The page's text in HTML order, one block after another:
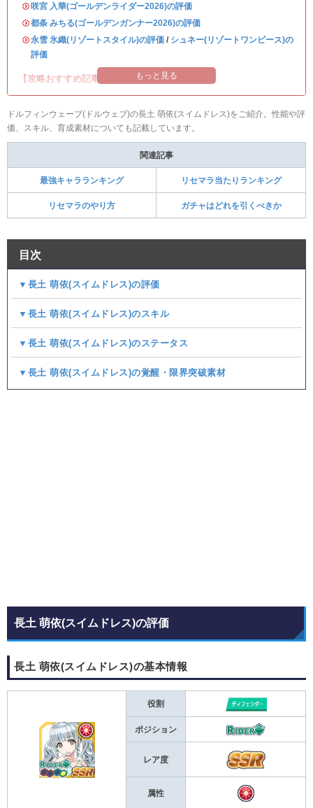
・咲宮 入華(ゴールデンライダー2026)の評価
・都条 みちる(ゴールデンガンナー2026)の評価
・永雪 氷織(リゾートスタイル)の評価 / シュネー(リゾートワンピース)の
評価
【攻略おすすめ記事】 もっと見る
ドルフィンウェーブ(ドルウェブ)の長土 萌依(スイムドレス)をご紹介。性能や評
価、スキル、育成素材についても記載しています。
関連記事
最強キャラランキング リセマラ当たりランキング
リセマラのやり方 ガチャはどれを引くべきか
目次
▼長土 萌依(スイムドレス)の評価
▼長土 萌依(スイムドレス)のスキル
▼長土 萌依(スイムドレス)のステータス
▼長土 萌依(スイムドレス)の覚醒・限界突破素材
長土 萌依(スイムドレス)の評価
長土 萌依(スイムドレス)の基本情報
役割
ポジション
レア度
属性